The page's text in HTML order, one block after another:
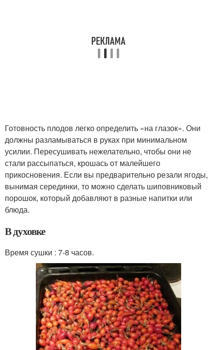
Готовность плодов легко определить «на глазок». Они
должны разламываться в руках при минимальном
усилии. Пересушивать нежелательно, чтобы они не
стали рассыпаться, крошась от малейшего
прикосновения. Если вы предварительно резали ягоды,
вынимая серединки, то можно сделать шиповниковый
порошок, который добавляют в разные напитки или
блюда.
В духовке
Время сушки : 7-8 часов.